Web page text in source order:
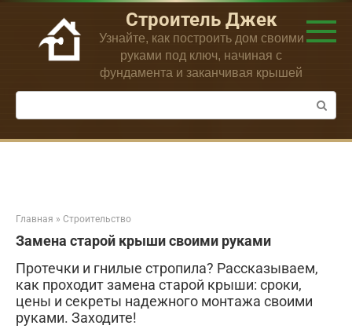
Перейти
контенту
Строитель Джек
Узнайте, как построить дом своими
руками под ключ, начиная с
фундамента и заканчивая крышей
Поиск:
Главная » Строительство
Замена старой крыши своими руками
Протечки и гнилые стропила? Рассказываем,
как проходит замена старой крыши: сроки,
цены и секреты надежного монтажа своими
руками. Заходите!